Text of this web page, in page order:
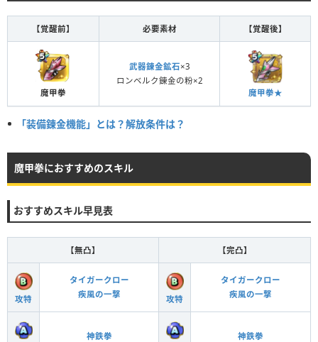
【覚醒前】 必要素材 【覚醒後】
魔甲拳
武器錬金鉱石×3
ロンベルク錬金の粉×2
魔甲拳★
「装備錬金機能」とは？解放条件は？
魔甲拳におすすめのスキル
おすすめスキル早見表
【無凸】 【完凸】
攻特
タイガークロー
疾風の一撃
攻特
タイガークロー
疾風の一撃
神鉄拳
神鉄拳